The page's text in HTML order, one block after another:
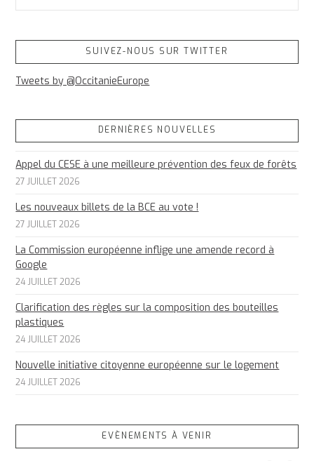
SUIVEZ-NOUS SUR TWITTER
Tweets by @OccitanieEurope
DERNIÈRES NOUVELLES
Appel du CESE à une meilleure prévention des feux de forêts
27 JUILLET 2026
Les nouveaux billets de la BCE au vote !
27 JUILLET 2026
La Commission européenne inflige une amende record à
Google
24 JUILLET 2026
Clarification des règles sur la composition des bouteilles
plastiques
24 JUILLET 2026
Nouvelle initiative citoyenne européenne sur le logement
24 JUILLET 2026
EVÈNEMENTS À VENIR